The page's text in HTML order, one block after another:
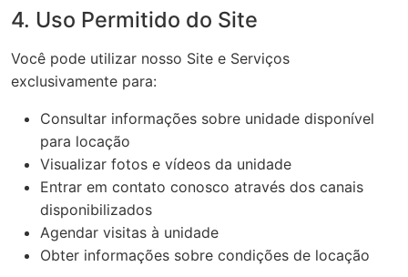
4. Uso Permitido do Site
Você pode utilizar nosso Site e Serviços
exclusivamente para:
Consultar informações sobre unidade disponível
para locação
Visualizar fotos e vídeos da unidade
Entrar em contato conosco através dos canais
disponibilizados
Agendar visitas à unidade
Obter informações sobre condições de locação